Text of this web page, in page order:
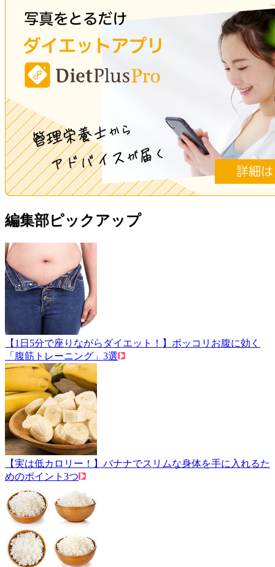
編集部ピックアップ
【1日5分で座りながらダイエット！】ポッコリお腹に効く
「腹筋トレーニング」3選
【実は低カロリー！】バナナでスリムな身体を手に入れるた
めのポイント3つ